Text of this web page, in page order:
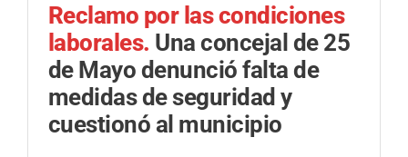
Reclamo por las condiciones
laborales. Una concejal de 25
de Mayo denunció falta de
medidas de seguridad y
cuestionó al municipio